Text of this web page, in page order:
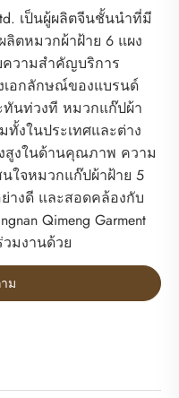
เป็นผู้ผลิตจีนชั้นนำที่มี
ตหมวกผ้าฝ้าย 6 แผง
วามสำคัญบริการ
เอกลักษณ์ของแบรนด์
นท่วงที หมวกแก๊ปผ้า
ทั้งในประเทศและต่าง
สูงในด้านคุณภาพ ความ
ใจหมวกแก๊ปผ้าฝ้าย 5
างดี และสอดคล้องกับ
Qimeng Garment
มงานด้วย
ม